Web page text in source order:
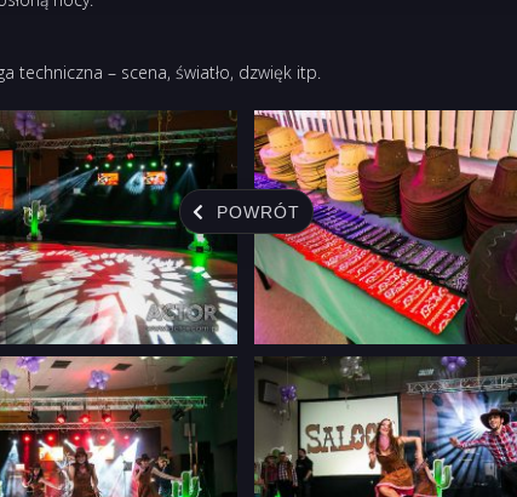
techniczna – scena, światło, dzwięk itp.
POWRÓT